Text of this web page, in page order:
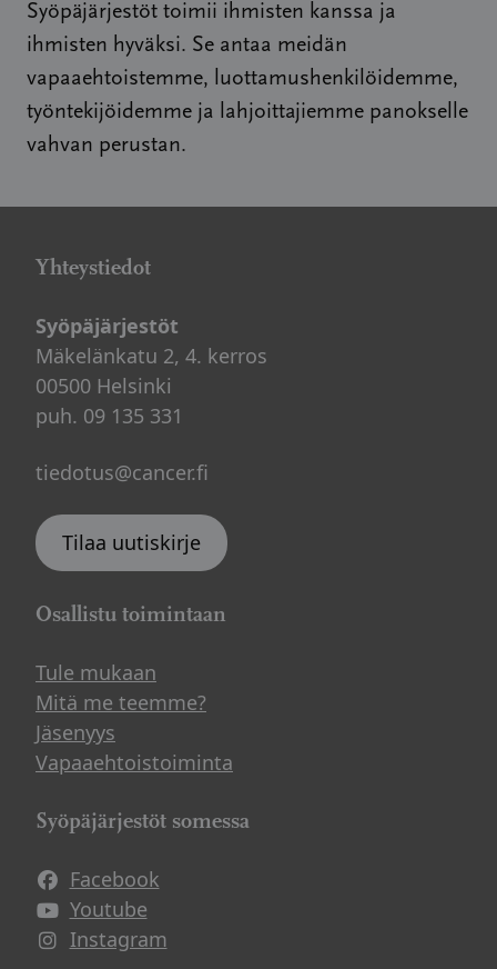
Syöpäjärjestöt toimii ihmisten kanssa ja
ihmisten hyväksi. Se antaa meidän
vapaaehtoistemme, luottamushenkilöidemme,
työntekijöidemme ja lahjoittajiemme panokselle
vahvan perustan.
Yhteystiedot
Syöpäjärjestöt
Mäkelänkatu 2, 4. kerros
00500 Helsinki
puh. 09 135 331
tiedotus@cancer.fi
Tilaa uutiskirje
Osallistu toimintaan
Tule mukaan
Mitä me teemme?
Jäsenyys
Vapaaehtoistoiminta
Syöpäjärjestöt somessa
Facebook
Avautuu uuteen ikkunaan
Youtube
Avautuu uuteen ikkunaan
Instagram
Avautuu uuteen ikkunaan